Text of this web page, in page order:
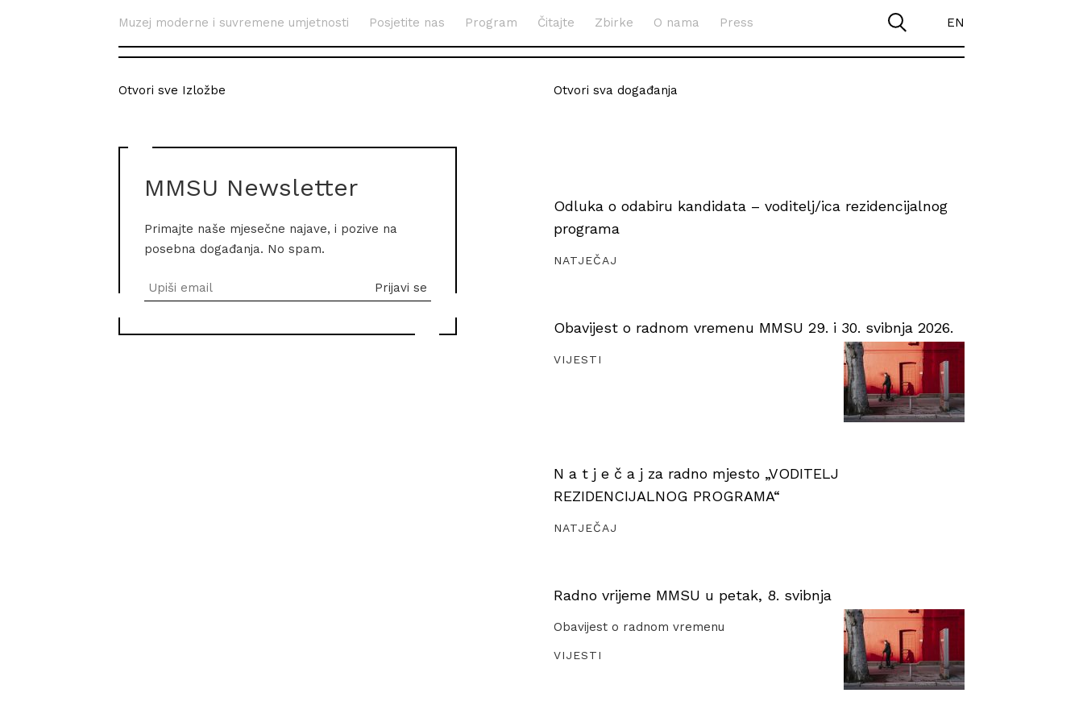
Muzej moderne i suvremene umjetnosti Posjetite nas Program Čitajte Zbirke O nama Press EN
Otvori sve Izložbe
MMSU Newsletter
Primajte naše mjesečne najave, i pozive na
posebna događanja. No spam.
Otvori sva događanja
Odluka o odabiru kandidata – voditelj/ica rezidencijalnog
programa
NATJEČAJ
Obavijest o radnom vremenu MMSU 29. i 30. svibnja 2026.
VIJESTI
N a t j e č a j za radno mjesto „VODITELJ
REZIDENCIJALNOG PROGRAMA“
NATJEČAJ
Radno vrijeme MMSU u petak, 8. svibnja
Obavijest o radnom vremenu
VIJESTI